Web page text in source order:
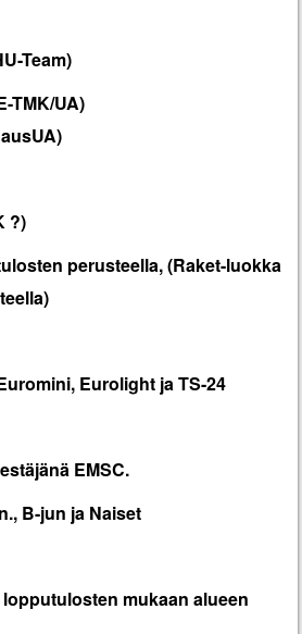
Team)
TMK/UA)
?)
perusteella, (Raket-luokka
Eurolight ja TS-24
EMSC.
B-jun ja Naiset
mukaan alueen